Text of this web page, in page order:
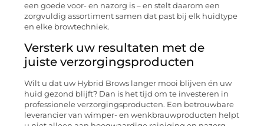
een goede voor- en nazorg is – en stelt daarom een
zorgvuldig assortiment samen dat past bij elk huidtype
en elke browtechniek.
Versterk uw resultaten met de
juiste verzorgingsproducten
Wilt u dat uw Hybrid Brows langer mooi blijven én uw
huid gezond blijft? Dan is het tijd om te investeren in
professionele verzorgingsproducten. Een betrouwbare
leverancier van wimper- en wenkbrauwproducten helpt